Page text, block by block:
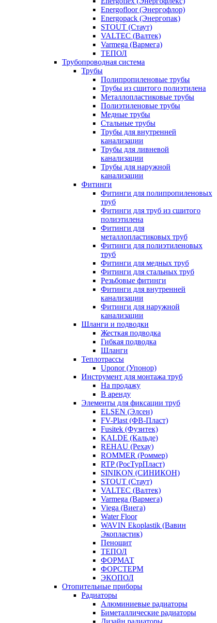
Energofloor (Энергофлор)
Energopack (Энергопак)
STOUT (Стаут)
VALTEC (Валтек)
Varmega (Вармега)
ТЕПОЛ
Трубопроводная система
Трубы
Полипропиленовые трубы
Трубы из сшитого полиэтилена
Металлопластиковые трубы
Полиэтиленовые трубы
Медные трубы
Стальные трубы
Трубы для внутренней
канализации
Трубы для ливневой
канализации
Трубы для наружной
канализации
Фитинги
Фитинги для полипропиленовых
труб
Фитинги для труб из сшитого
полиэтилена
Фитинги для
металлопластиковых труб
Фитинги для полиэтиленовых
труб
Фитинги для медных труб
Фитинги для стальных труб
Резьбовые фитинги
Фитинги для внутренней
канализации
Фитинги для наружной
канализации
Шланги и подводки
Жесткая подводка
Гибкая подводка
Шланги
Теплотрассы
Uponor (Упонор)
Инструмент для монтажа труб
На продажу
В аренду
Элементы для фиксации труб
ELSEN (Элсен)
FV-Plast (ФВ-Пласт)
Fusitek (Фузитек)
KALDE (Кальде)
REHAU (Рехау)
ROMMER (Роммер)
RTP (РосТурПласт)
SINIKON (СИНИКОН)
STOUT (Стаут)
VALTEC (Валтек)
Varmega (Вармега)
Viega (Виега)
Water Floor
WAVIN Ekoplastik (Вавин
Экопластик)
Пенощит
ТЕПОЛ
ФОРМАТ
ФОРСТЕРМ
ЭКОПОЛ
Отопительные приборы
Радиаторы
Алюминиевые радиаторы
Биметаллические радиаторы
Дизайн радиаторы